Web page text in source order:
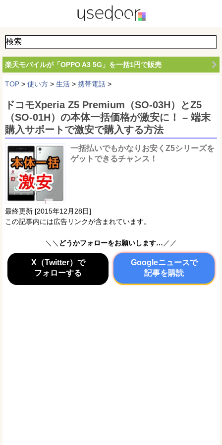
楽天モバイルが「OPPO A3 5G」を一括1円で販売
TOP > 使い方 > 生活 > 携帯電話 >
ドコモXperia Z5 Premium（SO-03H）とZ5
（SO-01H）の本体一括価格が激安に！ – 端末
購入サポートで激安で購入する方法
一括払いでもかなりお安くZ5シリーズを
ゲットできるチャンス！
最終更新 [2015年12月28日]
この記事内には広告リンクが含まれています。
＼＼ どうかフォローをお願いします… ／／
X（Twitter）で
フォローする
Googleニュースで
記事を購読